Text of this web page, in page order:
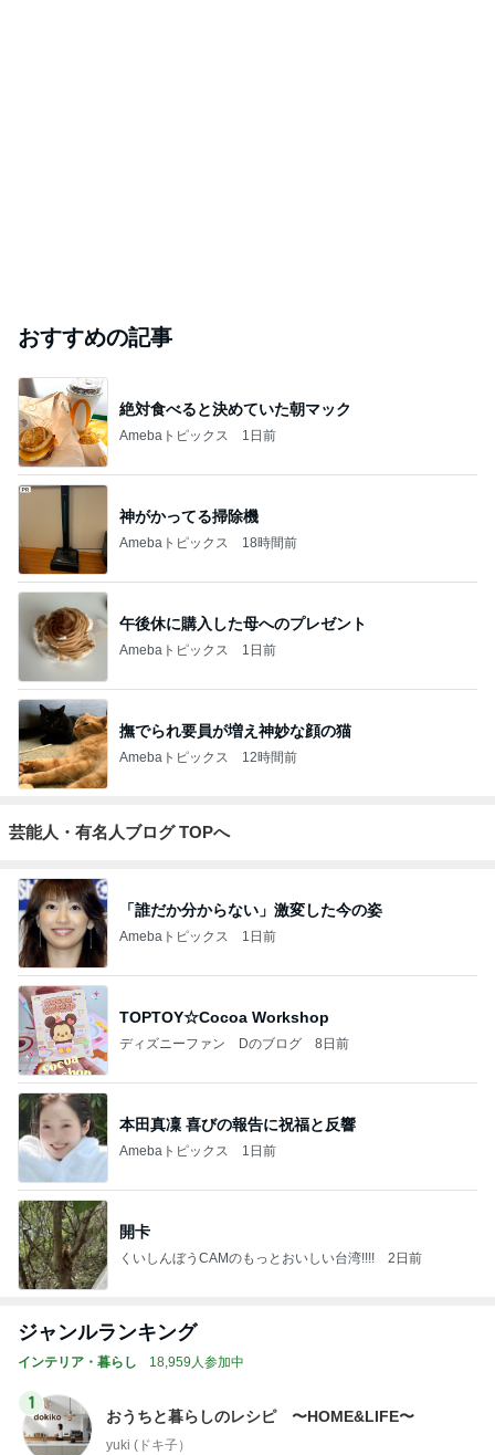
おすすめの記事
絶対食べると決めていた朝マック
Amebaトピックス 1日前
神がかってる掃除機
Amebaトピックス 18時間前
午後休に購入した母へのプレゼント
Amebaトピックス 1日前
撫でられ要員が増え神妙な顔の猫
Amebaトピックス 12時間前
芸能人・有名人ブログ TOPへ
「誰だか分からない」激変した今の姿
Amebaトピックス 1日前
TOPTOY☆Cocoa Workshop
ディズニーファン Dのブログ 8日前
本田真凜 喜びの報告に祝福と反響
Amebaトピックス 1日前
開卡
くいしんぼうCAMのもっとおいしい台湾!!!! 2日前
ジャンルランキング
インテリア・暮らし 18,959人参加中
1
おうちと暮らしのレシピ 〜HOME&LIFE〜
yuki (ドキ子）